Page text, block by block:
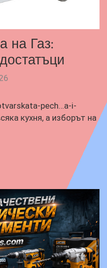
на Газ:
pech…a-i-
кухня, а изборът на